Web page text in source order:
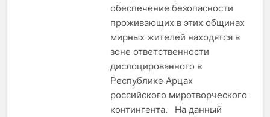
обеспечение безопасности
проживающих в этих общинах
мирных жителей находятся в
зоне ответственности
дислоцированного в
Республике Арцах
российского миротворческого
контингента. На данный